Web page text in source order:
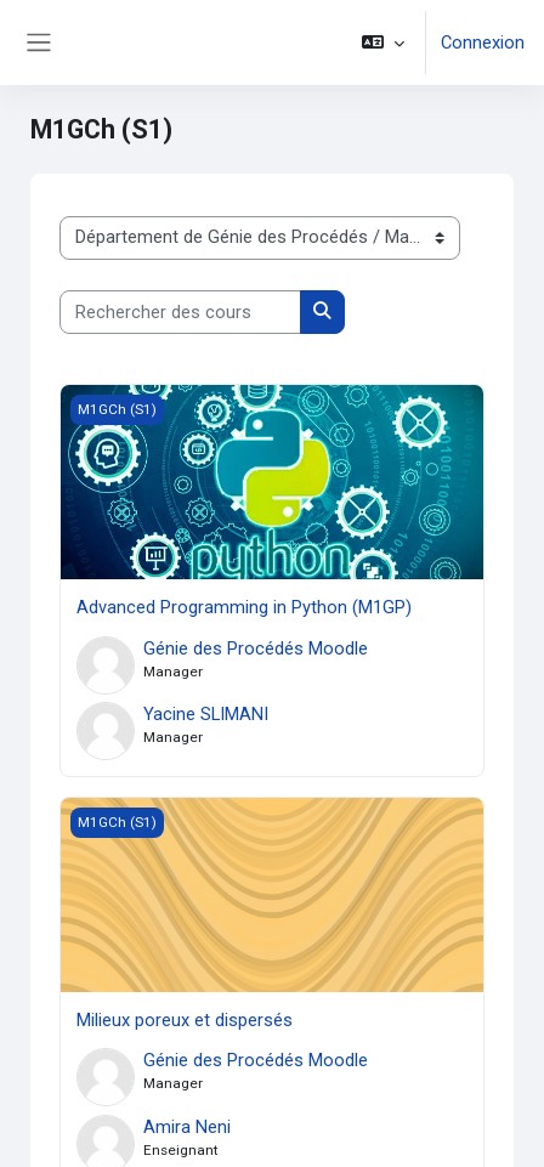
Connexion
M1GCh (S1)
Catégories de cours
Rechercher des cours
Rechercher des cours
Advanced Programming in Python (M1GP)
M1GCh (S1)
Advanced Programming in Python (M1GP)
Génie des Procédés Moodle
Manager
Yacine SLIMANI
Manager
Milieux poreux et dispersés
M1GCh (S1)
Milieux poreux et dispersés
Génie des Procédés Moodle
Manager
Amira Neni
Enseignant